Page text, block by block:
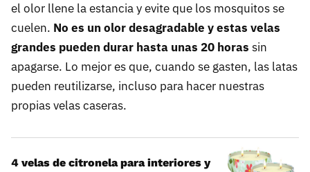
el olor llene la estancia y evite que los mosquitos se
cuelen. No es un olor desagradable y estas velas
grandes pueden durar hasta unas 20 horas sin
apagarse. Lo mejor es que, cuando se gasten, las latas
pueden reutilizarse, incluso para hacer nuestras
propias velas caseras.
4 velas de citronela para interiores y